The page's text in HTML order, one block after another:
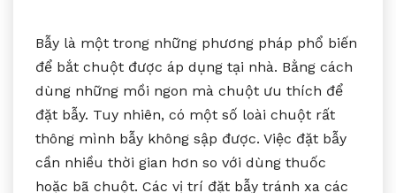
Bẫy là một trong những phương pháp phổ biến
để bắt chuột được áp dụng tại nhà. Bằng cách
dùng những mồi ngon mà chuột ưu thích để
đặt bẫy. Tuy nhiên, có một số loài chuột rất
thông mình bẫy không sập được. Việc đặt bẫy
cần nhiều thời gian hơn so với dùng thuốc
hoặc bã chuột. Các vị trí đặt bẫy tránh xa các